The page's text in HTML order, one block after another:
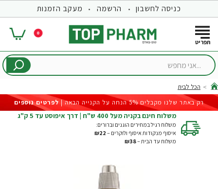
כניסה לחשבון הרשמה מעקב הזמנות
0
...אני
home
הכל לבית
רק באתר שלנו מקבלים 5% הנחה על הקנייה הבאה |
לפרטים נוספים
משלוח חינם בקניה מעל 400 ש"ח | דרך איפוסט עד 5 ק"ג
משלוח רגיל במחירים הוגנים וברורים:
איסוף מנקודות איסוף ולוקרים – ₪22
משלוח עד הבית –₪38